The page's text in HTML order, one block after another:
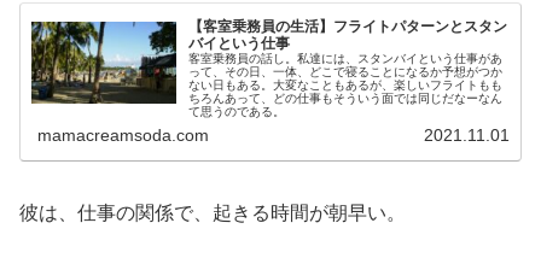
【客室乗務員の生活】フライトパターンとスタン
バイという仕事
客室乗務員の話し。私達には、スタンバイという仕事があ
って、その日、一体、どこで寝ることになるか予想がつか
ない日もある。大変なこともあるが、楽しいフライトもも
ちろんあって、どの仕事もそういう面では同じだなーなん
て思うのである。
mamacreamsoda.com 2021.11.01
彼は、仕事の関係で、起きる時間が朝早い。